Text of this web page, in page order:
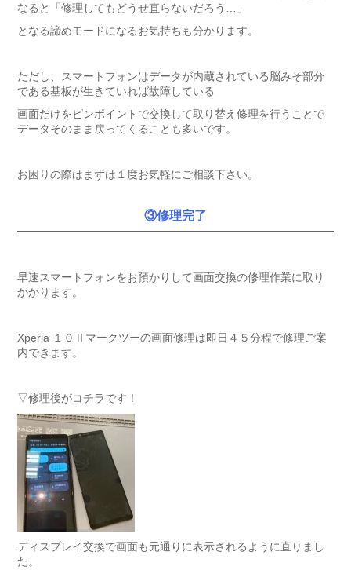
なると「修理してもどうせ直らないだろう…」
となる諦めモードになるお気持ちも分かります。
ただし、スマートフォンはデータが内蔵されている脳みそ部分
である基板が生きていれば故障している
画面だけをピンポイントで交換して取り替え修理を行うことで
データそのまま戻ってくることも多いです。
お困りの際はまずは１度お気軽にご相談下さい。
③修理完了
早速スマートフォンをお預かりして画面交換の修理作業に取り
かかります。
Xperia １０Ⅱマークツーの画面修理は即日４５分程で修理ご案
内できます。
▽修理後がコチラです！
ディスプレイ交換で画面も元通りに表示されるように直りまし
た。